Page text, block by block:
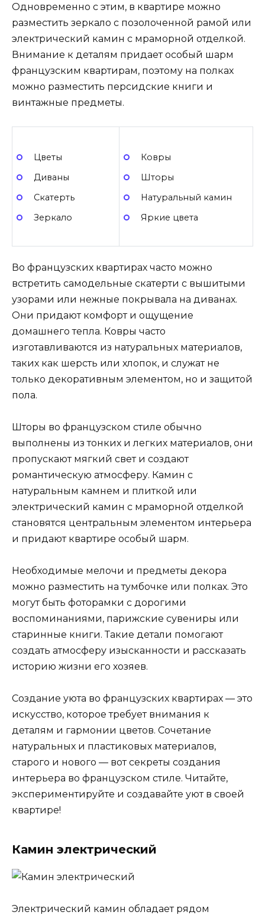
Одновременно с этим, в квартире можно
разместить зеркало с позолоченной рамой или
электрический камин с мраморной отделкой.
Внимание к деталям придает особый шарм
французским квартирам, поэтому на полках
можно разместить персидские книги и
винтажные предметы.
Цветы
Диваны
Скатерть
Зеркало
Ковры
Шторы
Натуральный камин
Яркие цвета
Во французских квартирах часто можно
встретить самодельные скатерти с вышитыми
узорами или нежные покрывала на диванах.
Они придают комфорт и ощущение
домашнего тепла. Ковры часто
изготавливаются из натуральных материалов,
таких как шерсть или хлопок, и служат не
только декоративным элементом, но и защитой
пола.
Шторы во французском стиле обычно
выполнены из тонких и легких материалов, они
пропускают мягкий свет и создают
романтическую атмосферу. Камин с
натуральным камнем и плиткой или
электрический камин с мраморной отделкой
становятся центральным элементом интерьера
и придают квартире особый шарм.
Необходимые мелочи и предметы декора
можно разместить на тумбочке или полках. Это
могут быть фоторамки с дорогими
воспоминаниями, парижские сувениры или
старинные книги. Такие детали помогают
создать атмосферу изысканности и рассказать
историю жизни его хозяев.
Создание уюта во французских квартирах — это
искусство, которое требует внимания к
деталям и гармонии цветов. Сочетание
натуральных и пластиковых материалов,
старого и нового — вот секреты создания
интерьера во французском стиле. Читайте,
экспериментируйте и создавайте уют в своей
квартире!
Камин электрический
Электрический камин обладает рядом